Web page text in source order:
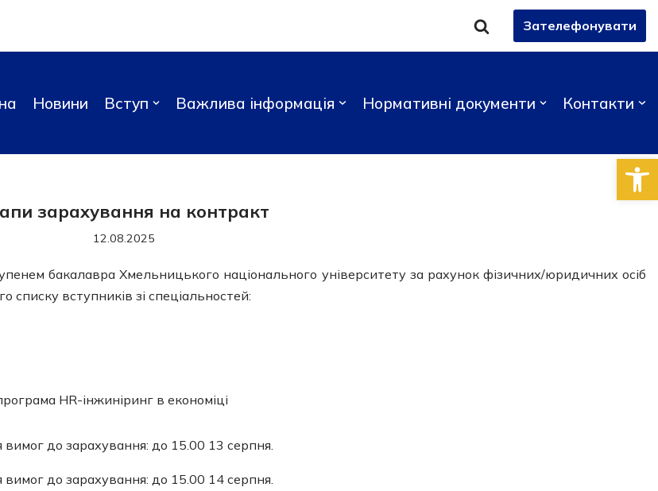
Зателефонувати
Новини Вступ Важлива інформація Нормативні документи Контакти
зарахування на контракт
12.08.2025
бакалавра Хмельницького національного університету за рахунок фізичних/юридичних осіб
списку вступників зі спеціальностей:
HR-інжиніринг в економіці
до зарахування: до 15.00 13 серпня.
до зарахування: до 15.00 14 серпня.